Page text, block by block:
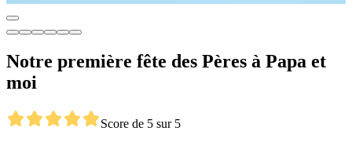
Notre première fête des Pères à Papa et
moi
Score de 5 sur 5